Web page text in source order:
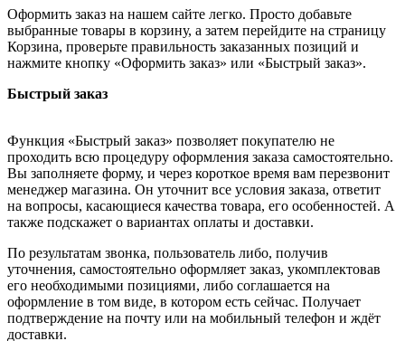
Оформить заказ на нашем сайте легко. Просто добавьте
выбранные товары в корзину, а затем перейдите на страницу
Корзина, проверьте правильность заказанных позиций и
нажмите кнопку «Оформить заказ» или «Быстрый заказ».
Быстрый заказ
Функция «Быстрый заказ» позволяет покупателю не
проходить всю процедуру оформления заказа самостоятельно.
Вы заполняете форму, и через короткое время вам перезвонит
менеджер магазина. Он уточнит все условия заказа, ответит
на вопросы, касающиеся качества товара, его особенностей. А
также подскажет о вариантах оплаты и доставки.
По результатам звонка, пользователь либо, получив
уточнения, самостоятельно оформляет заказ, укомплектовав
его необходимыми позициями, либо соглашается на
оформление в том виде, в котором есть сейчас. Получает
подтверждение на почту или на мобильный телефон и ждёт
доставки.